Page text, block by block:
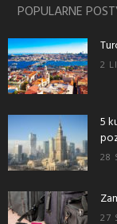
POPULARNE
2
5
28
27